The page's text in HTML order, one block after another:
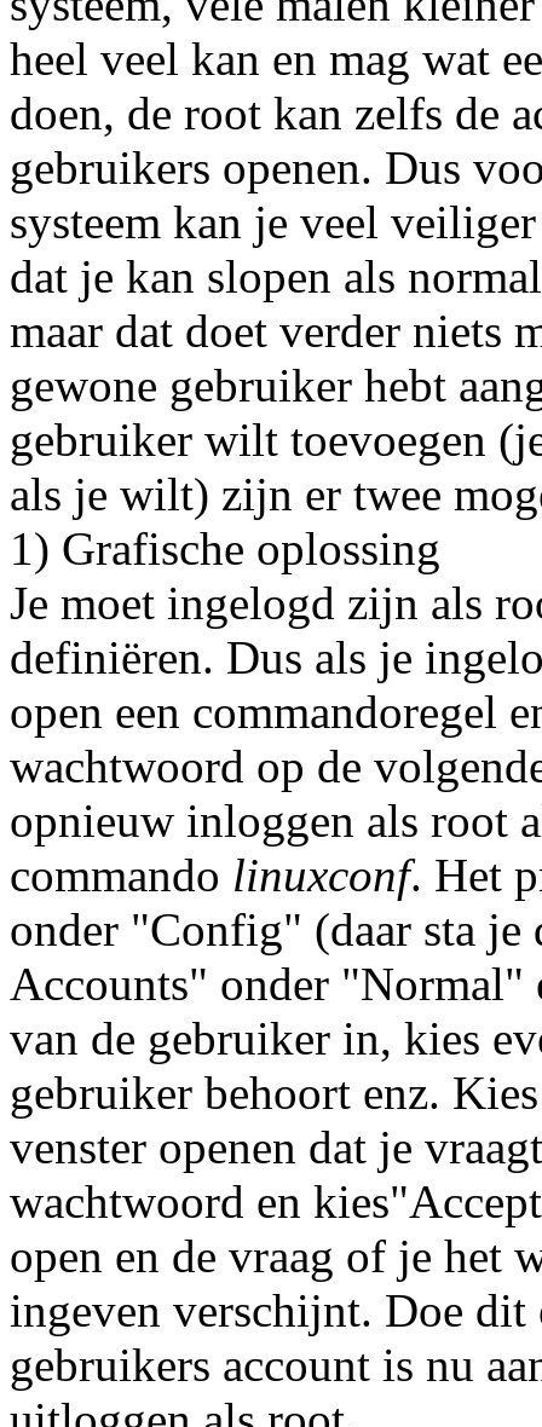
heel veel kan en mag wat
doen, de root kan zelfs de
gebruikers openen. Dus
systeem kan je veel
dat je kan slopen als
maar dat doet verder niets
gewone gebruiker hebt
gebruiker wilt toevoegen
als je wilt) zijn er twee
1) Grafische oplossing
Je moet ingelogd zijn als
definiëren. Dus als je
open een commandoregel
wachtwoord op de
opnieuw inloggen als root
commando linuxconf. Het
onder "Config" (daar sta je
Accounts" onder "Normal"
van de gebruiker in, kies
gebruiker behoort enz.
venster openen dat je
wachtwoord en
open en de vraag of je het
ingeven verschijnt. Doe
gebruikers account is nu